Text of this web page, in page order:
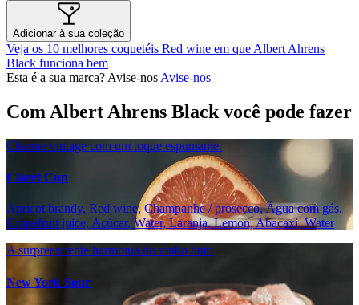
Adicionar à sua coleção
Veja os 10 melhores coquetéis Red wine em que Albert Ahrens
Black funciona bem
Esta é a sua marca? Avise-nos Avise-nos
Com Albert Ahrens Black você pode fazer
Charme vintage com um toque espumante.
Claret Cup
Apricot brandy, Red wine, Champanhe / prosecco, Água com gás,
Grapefruit juice, Açúcar, Water, Laranja, Lemon, Abacaxi, Water
A surpreendente harmonia do vinho tinto
New York Sour